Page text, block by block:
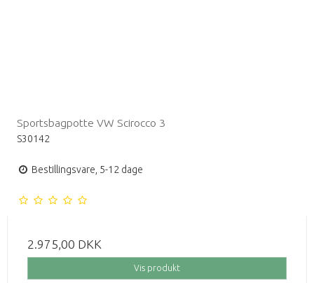
Sportsbagpotte VW Scirocco 3
S30142
Bestillingsvare, 5-12 dage
2.975,00 DKK
Vis produkt